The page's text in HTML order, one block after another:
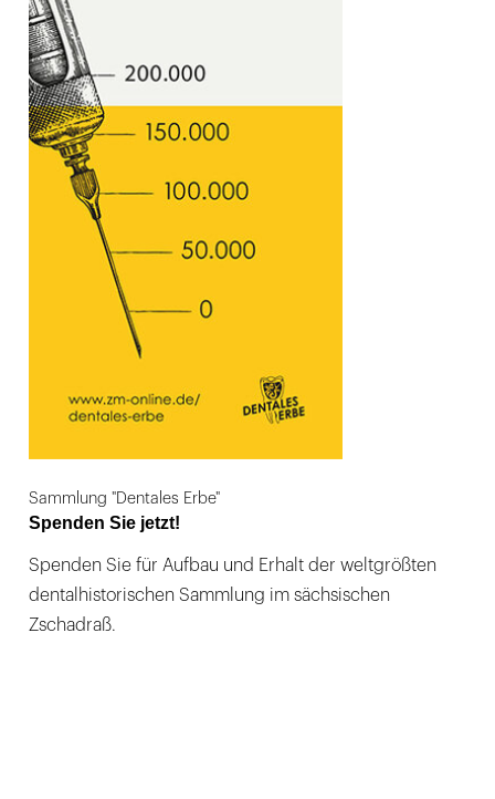
Sammlung "Dentales Erbe"
Spenden Sie jetzt!
Spenden Sie für Aufbau und Erhalt der weltgrößten
dentalhistorischen Sammlung im sächsischen
Zschadraß.